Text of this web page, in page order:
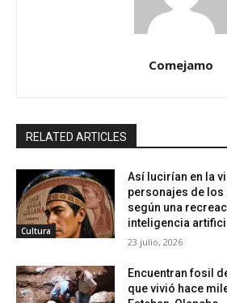
Comejamo
RELATED ARTICLES
Cultura
Así lucirían en la
personajes de
según una
inteligencia
23 julio, 2026
Encuentran fosil
que vivió hace